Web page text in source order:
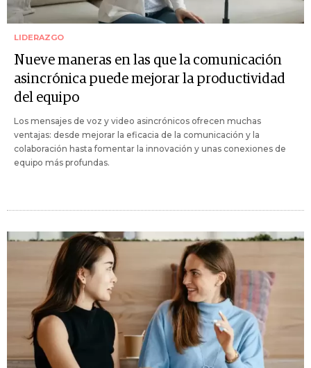
LIDERAZGO
Nueve maneras en las que la comunicación
asincrónica puede mejorar la productividad
del equipo
Los mensajes de voz y video asincrónicos ofrecen muchas
ventajas: desde mejorar la eficacia de la comunicación y la
colaboración hasta fomentar la innovación y unas conexiones de
equipo más profundas.